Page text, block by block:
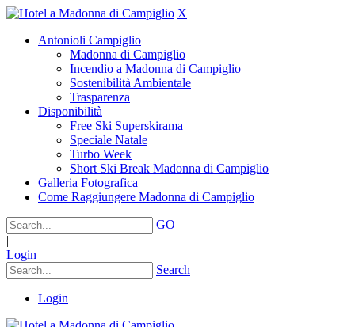
X
Antonioli Campiglio
Madonna di Campiglio
Incendio a Madonna di Campiglio
Sostenibilità Ambientale
Trasparenza
Disponibilità
Free Ski Superskirama
Speciale Natale
Turbo Week
Short Ski Break Madonna di Campiglio
Galleria Fotografica
Come Raggiungere Madonna di Campiglio
GO
|
Login
Search
Login